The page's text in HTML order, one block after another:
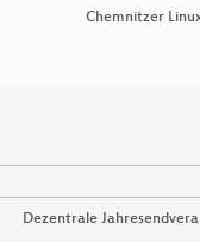
Chemnitzer
Dezentrale